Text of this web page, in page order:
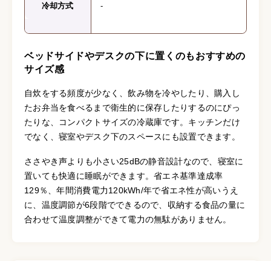
冷却方式 -
ベッドサイドやデスクの下に置くのもおすすめの
サイズ感
自炊をする頻度が少なく、飲み物を冷やしたり、購入し
たお弁当を食べるまで衛生的に保存したりするのにぴっ
たりな、コンパクトサイズの冷蔵庫です。キッチンだけ
でなく、寝室やデスク下のスペースにも設置できます。
ささやき声よりも小さい25dBの静音設計なので、寝室に
置いても快適に睡眠ができます。省エネ基準達成率
129％、年間消費電力120kWh/年で省エネ性が高いうえ
に、温度調節が6段階でできるので、収納する食品の量に
合わせて温度調整ができて電力の無駄がありません。